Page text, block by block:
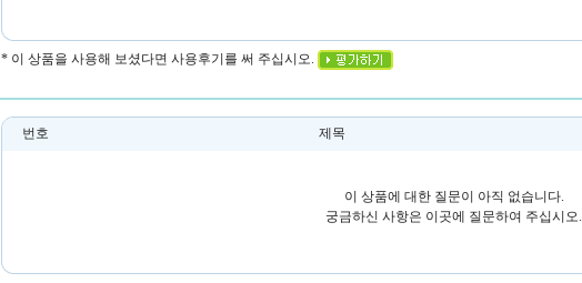
* 이 상품을 사용해 보셨다면 사용후기를 써 주십시오.
번호 제목
이 상품에 대한 질문이 아직 없습니다.
궁금하신 사항은 이곳에 질문하여 주십시오.